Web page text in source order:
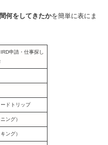
何をしてきたかを簡単に表にま
申請・仕事探し
ドトリップ
ング）
ング）